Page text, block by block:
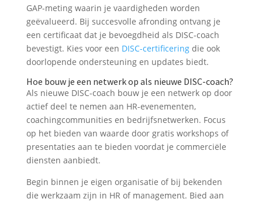
GAP-meting waarin je vaardigheden worden
geëvalueerd. Bij succesvolle afronding ontvang je
een certificaat dat je bevoegdheid als DISC-coach
bevestigt. Kies voor een DISC-certificeringdie ook
doorlopende ondersteuning en updates biedt.
Hoe bouw je een netwerk op als nieuwe DISC-coach?
Als nieuwe DISC-coach bouw je een netwerk op door
actief deel te nemen aan HR-evenementen,
coachingcommunities en bedrijfsnetwerken. Focus
op het bieden van waarde door gratis workshops of
presentaties aan te bieden voordat je commerciële
diensten aanbiedt.
Begin binnen je eigen organisatie of bij bekenden
die werkzaam zijn in HR of management. Bied aan